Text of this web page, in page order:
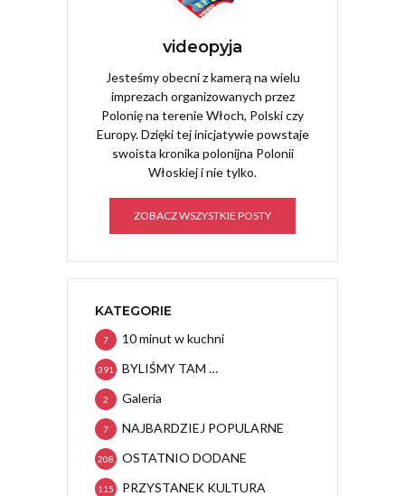
videopyja
Jesteśmy obecni z kamerą na wielu
imprezach organizowanych przez
Polonię na terenie Włoch, Polski czy
Europy. Dzięki tej inicjatywie powstaje
swoista kronika polonijna Polonii
Włoskiej i nie tylko.
ZOBACZ WSZYSTKIE POSTY
KATEGORIE
10 minut w kuchni
7
BYLIŚMY TAM …
391
Galeria
2
NAJBARDZIEJ POPULARNE
7
OSTATNIO DODANE
208
PRZYSTANEK KULTURA
115